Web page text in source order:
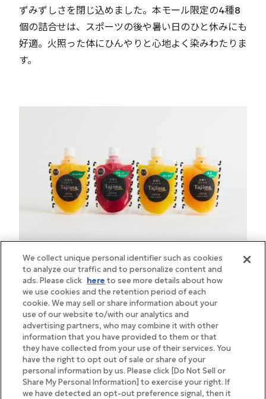
ずみずしさを閉じ込めました。本モール限定の4種8
個の詰合せは、スポーツの後や暑い日のひと休みにも
好適。火照った体にひんやりと心地よく染みわたりま
す。
（左から）華やかな香りが際立つ「クレメンティ
ン」、品のあるコクを感じる「ブラッドオレンジ」、
濃厚な甘さの「ポンカン」、酸味と甘味のバランスが
よい「温州みかん」と、同じ柑橘でも個性はさまざ
ま。飲み比べることで、それぞれの味わいの違いをよ
り鮮明に感じられます。
We collect unique personal identifier such as cookies
to analyze our traffic and to personalize content and
ads. Please click here to see more details about how
we use cookies and the retention period of each
cookie. We may sell or share information about your
use of our website to/with our analytics and
advertising partners, who may combine it with other
information that you have provided to them or that
they have collected from your use of their services. You
have the right to opt out of sale or share of your
personal information by us. Please click [Do Not Sell or
Share My Personal Information] to exercise your right. If
we have detected an opt-out preference signal, then it